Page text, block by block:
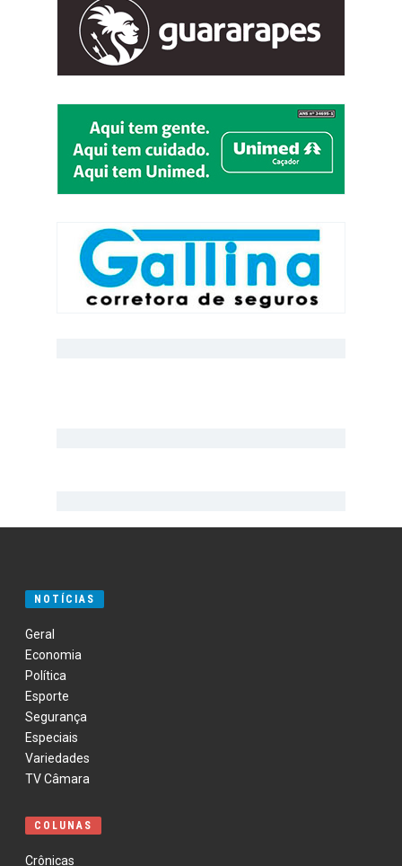
NOTÍCIAS
Geral
Economia
Política
Esporte
Segurança
Especiais
Variedades
TV Câmara
COLUNAS
Crônicas